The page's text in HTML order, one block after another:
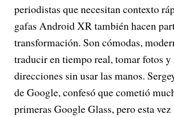
periodistas que necesitan contexto
gafas Android XR también hacen
transformación. Son cómodas,
traducir en tiempo real, tomar fotos y
direcciones sin usar las manos.
de Google, confesó que cometió
primeras Google Glass, pero esta vez